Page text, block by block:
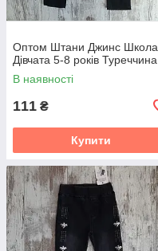
Оптом Штани Джинс Школа
Дівчата 5-8 років Туреччина
В наявності
111 ₴
Купити